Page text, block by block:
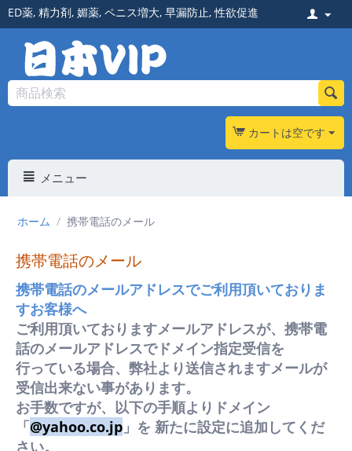
ED薬, 精力剤, 媚薬, ペニス増大, 早漏防止,性欲促進
カートは空です
メニュー
ホーム / 携帯電話のメール
携帯電話のメール
携帯電話のメールアドレスでご利用頂いておりま
すお客様へ
ご利用頂いておりますメールアドレスが、携帯電
話のメールアドレスでドメイン指定受信を
行っている場合、弊社より送信されますメールが
受信出来ない事があります。
お手数ですが、以下の手順よりドメイン
「@yahoo.co.jp 」を 新たに設定に追加してくだ
さい。